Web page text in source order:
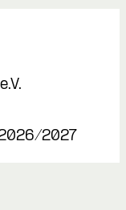
2027